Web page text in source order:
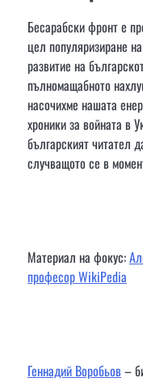
Бесарабски фронт е
цел популяризиране
развитие на
пълномащабното
насочихме нашата
хроники за войната в
българският читател
случващото се в
Материал на фокус:
професор WikiPedia
Геннадий Воробьов–